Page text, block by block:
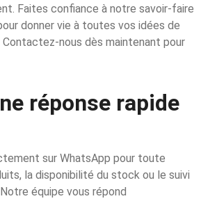
Faites confiance à notre savoir-faire
donner vie à toutes vos idées de
nous dès maintenant pour
réponse rapide
sur WhatsApp pour toute
la disponibilité du stock ou le suivi
équipe vous répond